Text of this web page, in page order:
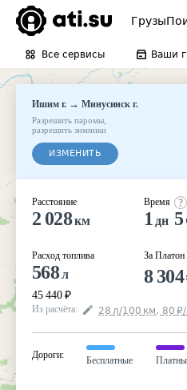
Грузы
Все сервисы Ваши
Ишим г. →Минусинск г.
Разрешить паромы
разрешить зимники
ИЗМЕНИТЬ
Расстояние
2 028км
Расход топлива
568л
45 440 ₽
Время
1 дн 5
За Платон
8 304
Из расчёта: 28 л/100 км, 80 ₽/
Дороги:
Бесплатные